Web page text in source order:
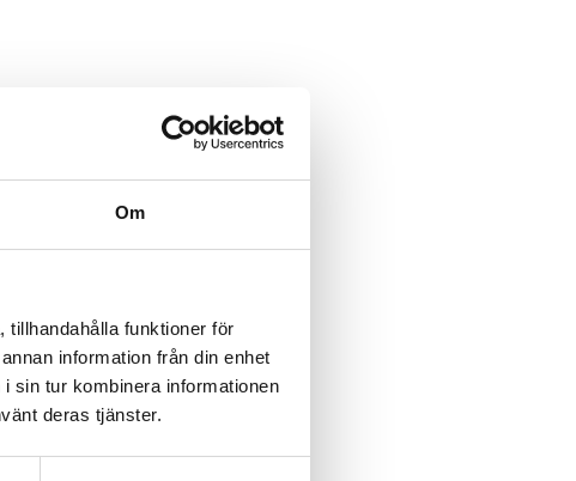
Om
tillhandahålla funktioner för
information från din enhet
sin tur kombinera informationen
deras tjänster.